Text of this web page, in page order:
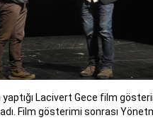
Lacivert Gece film
Film gösterimi sonrası